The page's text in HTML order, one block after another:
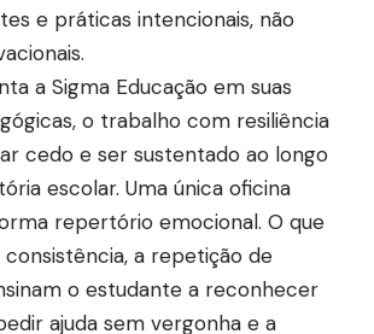
e práticas intencionais, não
a Sigma Educação em suas
o trabalho com resiliência
cedo e ser sustentado ao longo
escolar. Uma única oficina
repertório emocional. O que
a repetição de
o estudante a reconhecer
ajuda sem vergonha e a